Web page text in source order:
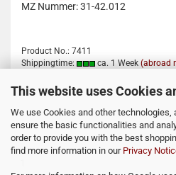
This website uses Cookies
We use Cookies and other
ensure the basic functionalities and
order to provide you with the best
find more information in our Privacy
MZ Nummer: 31-42.012
Product No.: 7411
Shippingtime:
ca. 1 Week (abroad